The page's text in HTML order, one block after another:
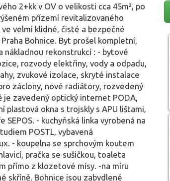
2+kk v OV o velikosti cca 45m², po
přízemí revitalizovaného
velmi klidné, čisté a bezpečné
Bohnice. Byt prošel kompletní,
nákladnou rekonstrukcí : - bytové
rozvody elektřiny, vody a odpadu,
zvukové izolace, skryté instalace
záclony, nové radiátory, rozvedený
je zavedený optický internet PODA,
plastová okna s trojskly s APU lištami,
SEPOS. - kuchyňská linka vyrobená na
POSTL, vybavená
- koupelna se sprchovým koutem
pračka se sušičkou, toaleta
přímo z klozetové mísy. -na míru
skříně. Bohnice jsou zabydlené